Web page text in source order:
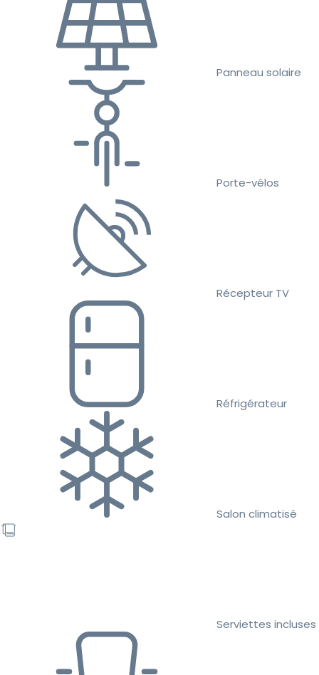
Panneau solaire
Porte-vélos
Récepteur TV
Réfrigérateur
Salon climatisé
Serviettes incluses